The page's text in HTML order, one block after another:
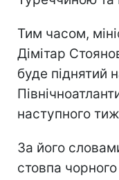
Тим часом,
Дімітар
буде піднятий
наступного
За його
стовпа